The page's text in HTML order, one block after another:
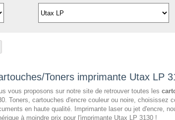
Toners imprimante Utax LP
vous proposons sur notre site de retrouver toutes les
Toners, cartouches d'encre couleur ou noire, choisissez
en haute qualité. Imprimante laser ou jet d'encre,
à moindre prix pour l'imprimante Utax LP 3130 !